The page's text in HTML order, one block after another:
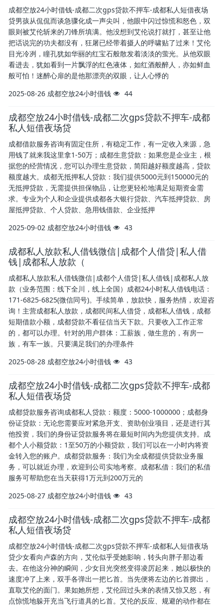
成都空放24小时借钱-成都二次gps贷款不押车-成都私人短借夜场
贷男孩从侃侃而谈急骤化成一声尖叫，他眼中闪过惊慌和怒色，双
眼则被艾伦斩来的刀锋所填满。他没想到艾伦说打就打，甚至让他
把话说完的功夫都没有，狂屠已经带着摄人的呼啸贴了过来！艾伦
目光冷冽，瞳孔犹如华丽的红宝石般散发着淡淡的萤光。从他双眼
看进去，犹如看到一片飘浮的红色液体，如红酒般醉人，亦如鲜血
般可怕！迷醉心扉的是他那漂亮的双眼，让人心悸的
2025-08-26 成都空放24小时借钱 44
成都空放24小时借钱-成都二次gps贷款不押车-成都
私人短借夜场贷
成都借款服务咨询有固定住所，有稳定工作，有一定收入来源，急
用钱了就来我这里拿1-50万；成都生意贷款：如果您是企业主，根
据您的经营情况，您可以办理生意贷款，简阳越好额度越高，贷款
额度越大。成都无抵押私人贷款：我们提供5000元到150000元的
无抵押贷款，无需提供担保物品，让您更轻松地满足短期资金需
求。专业为个人和企业提供成都各大银行贷款、汽车抵押贷款、房
屋抵押贷款、个人贷款、急用钱借款、企业抵押
2025-09-02 成都空放24小时借钱 43
成都私人放款私人借钱微信|成都个人借贷|私人借
钱|成都私人放款（
成都私人放款私人借钱微信|成都个人借贷|私人借钱|成都私人放
款（业务范围：线下全川，线上全国）成都24小时私人借钱电话：
171-6825-6825(微信同号)。手续简单，放款快，服务热情，欢迎咨
询！主营成都私人放款，成都民间私人借贷，成都私人借钱，成都
短期借款小额，成都贷款不看征信当天下款。只要收入工作正常
的，都可以办理。针对的用户群体：工薪族，做生意的，有房一
族，有车一族。只要满足我们的办理条件
2025-08-28 成都空放24小时借钱 43
成都空放24小时借钱-成都二次gps贷款不押车-成都
私人短借夜场贷
成都贷款服务咨询成都私人贷款：额度：5000-1000000；成都身
份证贷款：无论您需要应对紧急开支、资助创业项目，还是进行其
他投资，我们的身份证贷款服务将在最短时间内为您提供支持。成
都个人小额贷款：1至50万的小额贷款，我们可以在一小时内将资
金转入您的账户。成都贷款服务：我们为全成都提供贷款业务服
务，可以就近办理，欢迎到公司实地考察。成都私借：我们的私借
服务可帮助您在当天获得1万元到200万元的
2025-08-27 成都空放24小时借钱 43
成都空放24小时借钱-成都二次gps贷款不押车-成都
私人短借夜场贷
成都空放24小时借钱-成都二次gps贷款不押车-成都私人短借夜场
贷少女看向卢森的方向，艾伦似乎受她影响，转头向胖子那边看
去。在他这分神的瞬间，少女目光突然变得凌厉起来，她以极快的
速度冲了上来，双手各弹出一把匕首。当先便将左边的匕首掷出，
直取艾伦的面门。果如她所想，艾伦回过头来的表情又惊又怒，有
点惊慌地躲开充当飞行道具的匕首。艾伦的反应、规避的动作都在